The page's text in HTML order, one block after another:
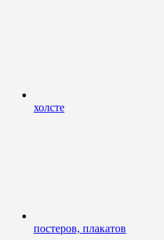
холсте
постеров, плакатов